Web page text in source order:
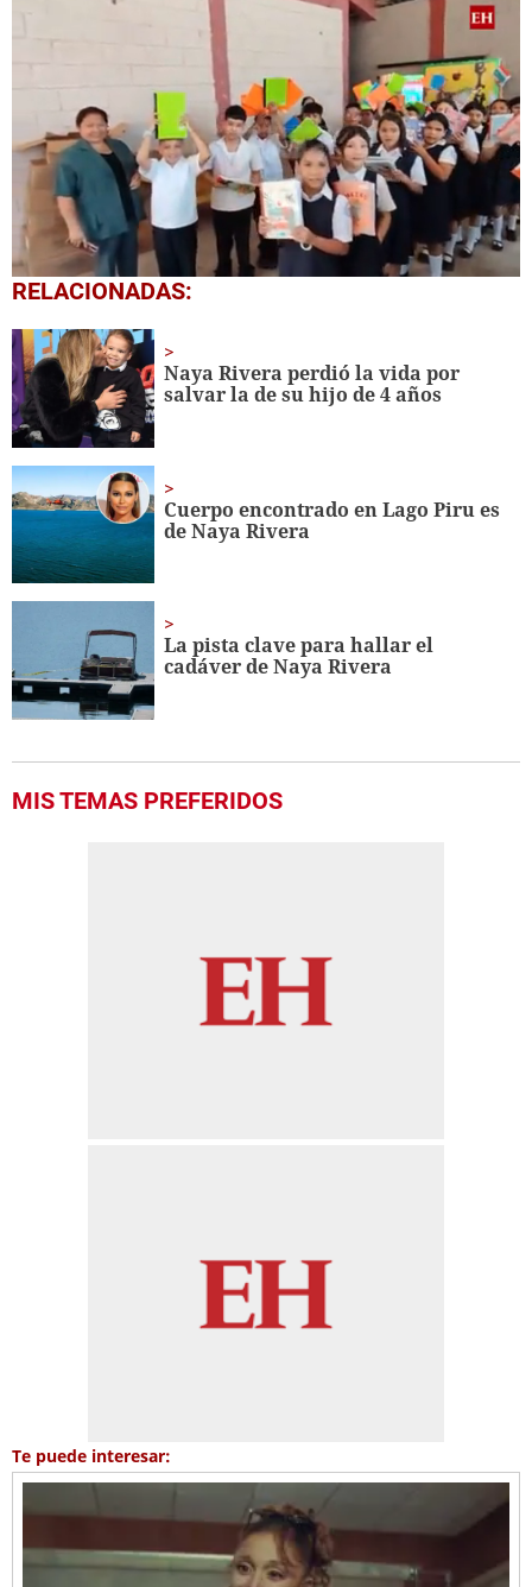
0
seconds
1
minute,
56
seconds
RELACIONADAS:
Naya Rivera perdió la vida por
salvar la de su hijo de 4 años
Cuerpo encontrado en Lago Piru es
de Naya Rivera
La pista clave para hallar el
cadáver de Naya Rivera
MIS TEMAS PREFERIDOS
Te puede interesar: